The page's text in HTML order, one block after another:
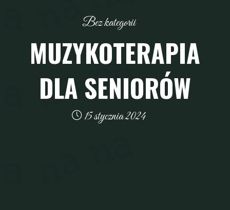
Bez kategorii
MUZYKOTERAPIA
DLA SENIORÓW
15 stycznia 2024